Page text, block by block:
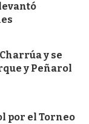
y se
y Peñarol
por el Torneo